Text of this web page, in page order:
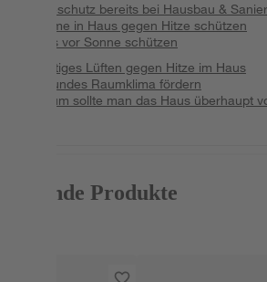
Hitzeschutz bereits bei Hausbau &
Räume in Haus gegen Hitze schützen
Haus vor Sonne schützen
Richtiges Lüften gegen Hitze im Haus
Gesundes Raumklima fördern
Warum sollte man das Haus überhaupt
Passende Produkte